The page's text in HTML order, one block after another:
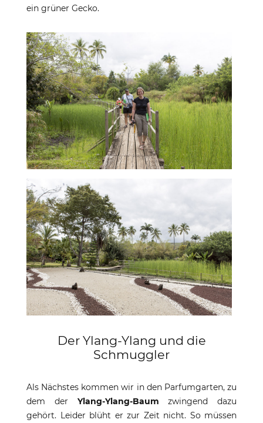
ein grüner Gecko.
Der Ylang-Ylang und die
Schmuggler
Als Nächstes kommen wir in den Parfumgarten, zu
dem der Ylang-Ylang-Baum zwingend dazu
gehört. Leider blüht er zur Zeit nicht. So müssen